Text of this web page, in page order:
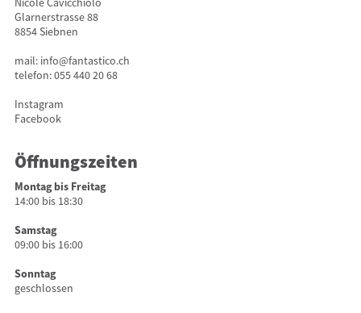
Glarnerstrasse 88
8854 Siebnen
mail: info@fantastico.ch
telefon:055 440 20 68
Instagram
Facebook
Öffnungszeiten
Montag bis Freitag
14:00 bis 18:30
Samstag
09:00 bis 16:00
Sonntag
geschlossen